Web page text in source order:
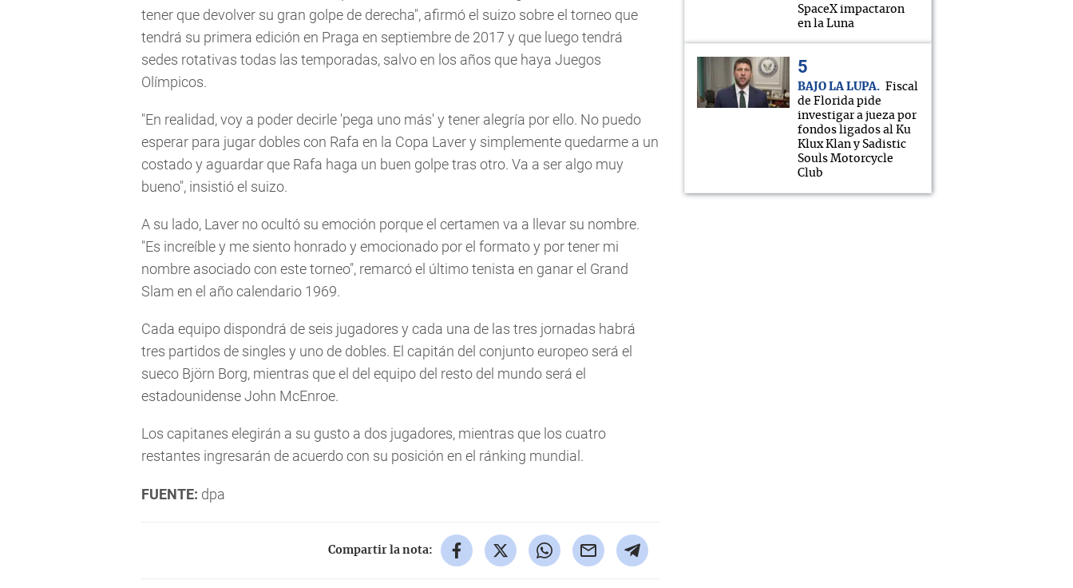
tener que devolver su gran golpe de derecha", afirmó el suizo sobre el torneo que
tendrá su primera edición en Praga en septiembre de 2017 y que luego tendrá
sedes rotativas todas las temporadas, salvo en los años que haya Juegos
Olímpicos.
"En realidad, voy a poder decirle 'pega uno más' y tener alegría por ello. No puedo
esperar para jugar dobles con Rafa en la Copa Laver y simplemente quedarme a un
costado y aguardar que Rafa haga un buen golpe tras otro. Va a ser algo muy
bueno", insistió el suizo.
A su lado, Laver no ocultó su emoción porque el certamen va a llevar su nombre.
"Es increíble y me siento honrado y emocionado por el formato y por tener mi
nombre asociado con este torneo", remarcó el último tenista en ganar el Grand
Slam en el año calendario 1969.
Cada equipo dispondrá de seis jugadores y cada una de las tres jornadas habrá
tres partidos de singles y uno de dobles. El capitán del conjunto europeo será el
sueco Björn Borg, mientras que el del equipo del resto del mundo será el
estadounidense John McEnroe.
Los capitanes elegirán a su gusto a dos jugadores, mientras que los cuatro
restantes ingresarán de acuerdo con su posición en el ránking mundial.
FUENTE: dpa
Compartir la nota:
SpaceX impactaron
en la Luna
BAJO LA LUPA
Fiscal
de Florida pide
investigar a jueza por
fondos ligados al Ku
Klux Klan y Sadistic
Souls Motorcycle
Club